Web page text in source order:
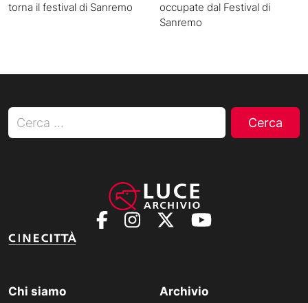
torna il festival di Sanremo
occupate dal Festival di
Sanremo
Ricerca per:
Chi siamo Archivio